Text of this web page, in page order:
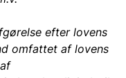
efter lovens
omfattet af lovens